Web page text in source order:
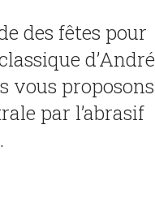
des fêtes pour
d’André
vous proposons
par l’abrasif